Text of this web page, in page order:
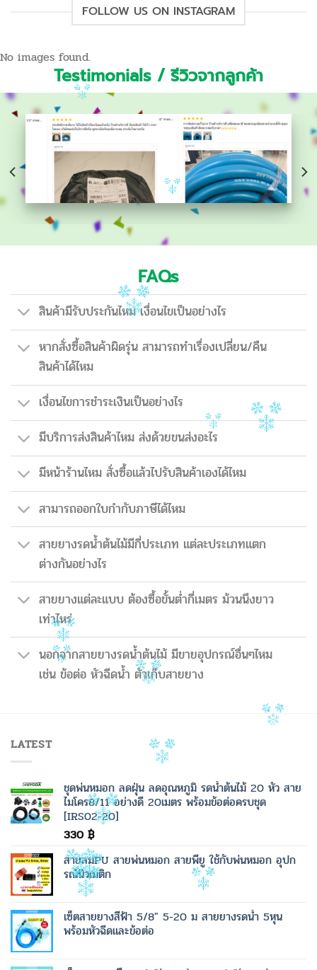
FOLLOW US ON INSTAGRAM
No images found.
Testimonials / รีวิวจากลูกค้า
FAQs
สินค้ามีรับประกันไหม เงื่อนไขเป็นอย่างไร
หากสั่งซื้อสินค้าผิดรุ่น สามารถทำเรื่องเปลี่ยน/คืน
สินค้าได้ไหม
เงื่อนไขการชำระเงินเป็นอย่างไร
มีบริการส่งสินค้าไหม ส่งด้วยขนส่งอะไร
มีหน้าร้านไหม สั่งซื้อแล้วไปรับสินค้าเองได้ไหม
สามารถออกใบกำกับภาษีได้ไหม
สายยางรดน้ำต้นไม้มีกี่ประเภท แต่ละประเภทแตก
ต่างกันอย่างไร
สายยางแต่ละแบบ ต้องซื้อขั้นต่ำกี่เมตร ม้วนนึงยาว
เท่าไหร่
นอกจากสายยางรดน้ำต้นไม้ มีขายอุปกรณ์อื่นๆไหม
เช่น ข้อต่อ หัวฉีดน้ำ ตัวเก็บสายยาง
LATEST
ชุดพ่นหมอก ลดฝุ่น ลดอุณหภูมิ รดน้ำต้นไม้ 20 หัว สาย
ไมโคร8/11 อย่างดี 20เมตร พร้อมข้อต่อครบชุด
[IRS02-20]
330 ฿
สายลมPU สายพ่นหมอก สายพียู ใช้กับพ่นหมอก อุปก
รณ์นิวเมติก
เซ็ตสายยางสีฟ้า 5/8" 5-20 ม สายยางรดน้ำ 5หุน
พร้อมหัวฉีดและข้อต่อ